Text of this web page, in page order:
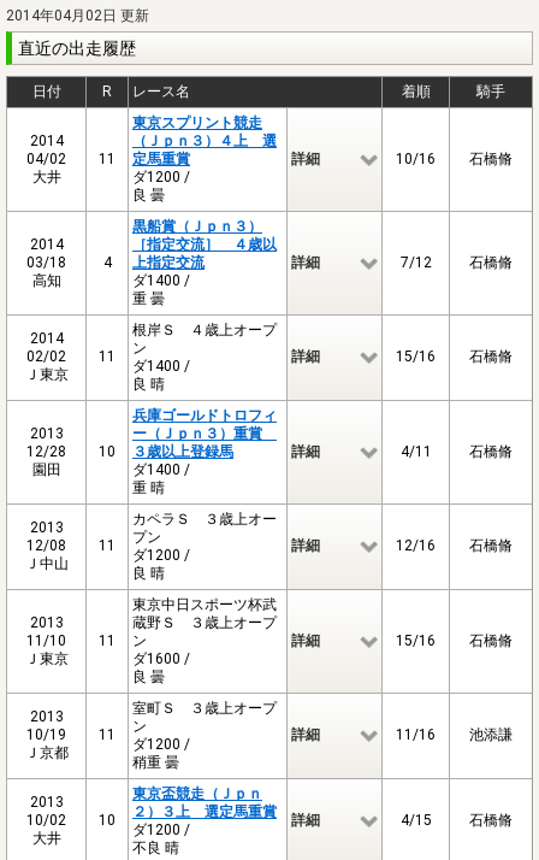
2014年04月02日 更新
直近の出走履歴
日付 R レース名 着順 騎手
2014
04/02
大井
11
東京スプリント競走
（Ｊｐｎ３）４上 選
定馬重賞
ダ1200 /
良 曇
詳細 10/16 石橋脩
2014
03/18
高知
4
黒船賞（Ｊｐｎ３）
［指定交流］ ４歳以
上指定交流
ダ1400 /
重 曇
詳細 7/12 石橋脩
2014
02/02
Ｊ東京
11
根岸Ｓ ４歳上オープ
ン
ダ1400 /
良 晴
詳細 15/16 石橋脩
2013
12/28
園田
10
兵庫ゴールドトロフィ
ー（Ｊｐｎ３）重賞
３歳以上登録馬
ダ1400 /
重 晴
詳細 4/11 石橋脩
2013
12/08
Ｊ中山
11
カペラＳ ３歳上オー
プン
ダ1200 /
良 晴
詳細 12/16 石橋脩
2013
11/10
Ｊ東京
11
東京中日スポーツ杯武
蔵野Ｓ ３歳上オープ
ン
ダ1600 /
良 曇
詳細 15/16 石橋脩
2013
10/19
Ｊ京都
11
室町Ｓ ３歳上オープ
ン
ダ1200 /
稍重 曇
詳細 11/16 池添謙
2013
10/02
大井
10
東京盃競走（Ｊｐｎ
２）３上 選定馬重賞
ダ1200 /
不良 晴
詳細 4/15 石橋脩